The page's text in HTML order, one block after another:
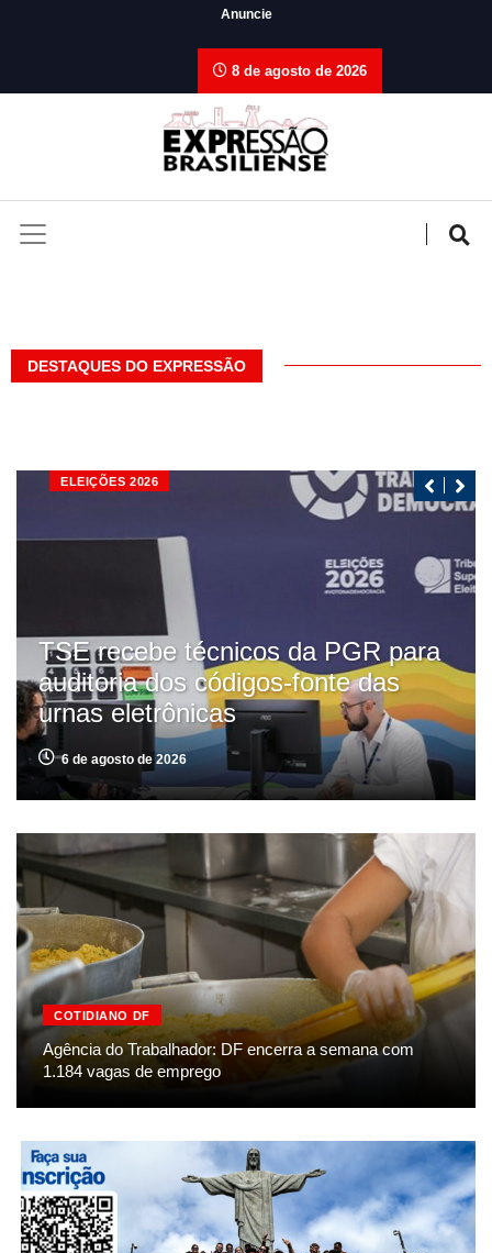
Anuncie
8 de agosto de 2026
DESTAQUES DO EXPRESSÃO
ELEIÇÕES 2026
TSE recebe técnicos da PGR para
auditoria dos códigos-fonte das
urnas eletrônicas
6 de agosto de 2026
COTIDIANO DF
Agência do Trabalhador: DF encerra a semana com
1.184 vagas de emprego